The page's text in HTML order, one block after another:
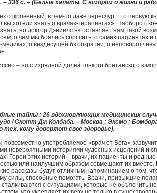
– 336 с. – (Белые халаты. С юмором о жизни и
откровенный, в чем-то даже чересчур. Его первую
вы хотели знать о врачах-терапевтах». Наоборот,
но доктор Дэниелс не оставляет нам такой
о чем мы боялись спросить: о самих пациентах и
медиках, о вездесущей бюрократии, о
– но с изрядной долей тонкого британского
тайны : 26 вдохновляющих медицинских
/ Скотт Дж Колбаба. – Москва : Эксмо :
тех, кому доверяют свое здоровье).
повсеместно употребляемое «врач от Бога»
невероятными историями чудесных исцелений и
Герои этих историй – врачи, их пациенты и
или наилучшим образом совмещают их вместе.
рассказы будут отличным напоминанием о том,
силы, способные помогать. Врачи, привыкшие
с ситуациями, которые не объяснить